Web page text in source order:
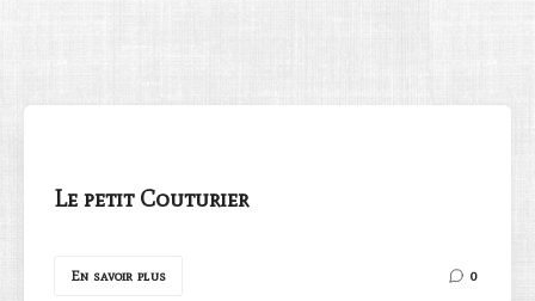
Le petit Couturier
En savoir plus 0